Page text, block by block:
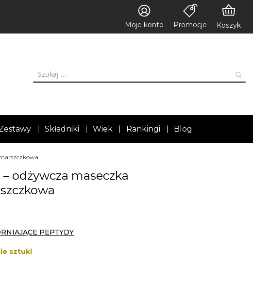
Moje konto Promocje Koszyk
Składniki Wiek Rankingi Blog
odżywcza maseczka
PEPTYDY
sztuki